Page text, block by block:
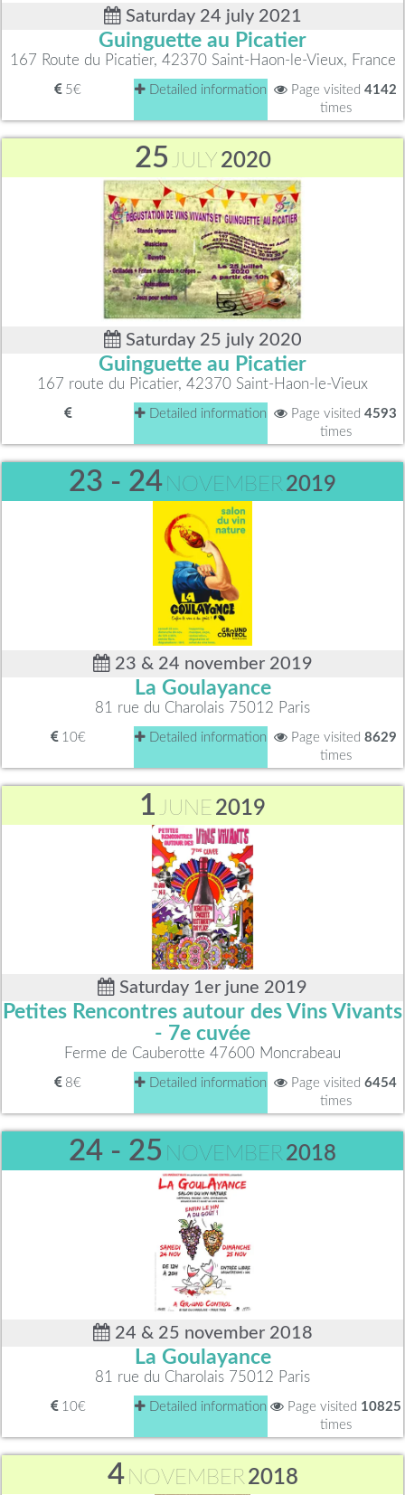
Saturday 24 july 2021
Guinguette au Picatier
167 Route du Picatier, 42370 Saint-Haon-le-Vieux, France
5€ Detailed information Page visited 4142
times
25 JULY 2020
Saturday 25 july 2020
Guinguette au Picatier
167 route du Picatier, 42370 Saint-Haon-le-Vieux
Detailed information Page visited 4593
times
23 - 24 NOVEMBER2019
23 & 24 november 2019
La Goulayance
81 rue du Charolais 75012 Paris
10€ Detailed information Page visited 8629
times
1 JUNE 2019
Saturday 1er june 2019
Petites Rencontres autour des Vins Vivants
- 7e cuvée
Ferme de Cauberotte 47600 Moncrabeau
8€ Detailed information Page visited 6454
times
24 - 25 NOVEMBER2018
24 & 25 november 2018
La Goulayance
81 rue du Charolais 75012 Paris
10€ Detailed information Page visited 10825
times
4 NOVEMBER2018